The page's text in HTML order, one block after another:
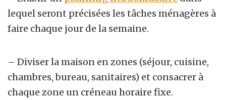
lequel seront précisées les tâches ménagères à
faire chaque jour de la semaine.
– Diviser la maison en zones (séjour, cuisine,
chambres, bureau, sanitaires) et consacrer à
chaque zone un créneau horaire fixe.